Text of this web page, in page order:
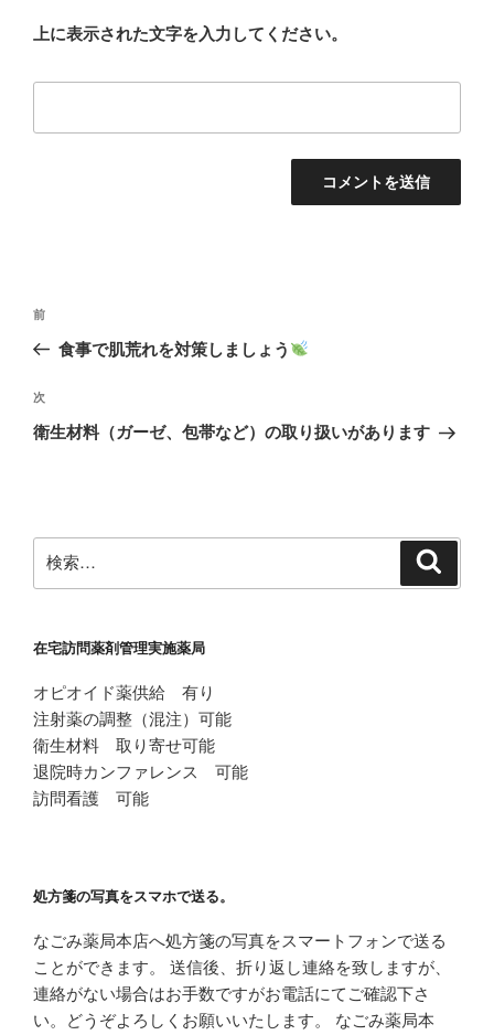
上に表示された文字を入力してください。
投
ナ
ビ
ゲ
ン
前
の
稿
前
食事で肌荒れを対策しましょう
次
の
次
衛生材料（ガーゼ、包帯など）の取り扱いがあります
索:
在宅訪問薬剤管理実施薬局
オピオイド薬供給 有り
注射薬の調整（混注）可能
衛生材料 取り寄せ可能
退院時カンファレンス 可能
訪問看護 可能
処方箋の写真をスマホで送る。
なごみ薬局本店へ処方箋の写真をスマートフォンで送る
ことができます。 送信後、折り返し連絡を致しますが、
連絡がない場合はお手数ですがお電話にてご確認下さ
い。どうぞよろしくお願いいたします。 なごみ薬局本